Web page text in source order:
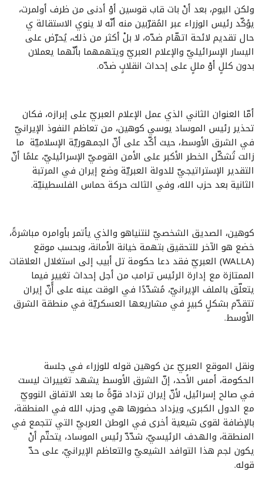
ولكن اليوم، بعد أنْ بات قاب قوسين أوْ أدنى من ظرف أولمرت،
يؤكّد رئيس الوزراء عبر المُقرّبين منه أنّه لا ينوي الاستقالة ي
حال تقديم لائحة اتهّام ضدّه، لا بلْ أكثر من ذلك، يُحرّض على
اليسار الإسرائيليّ والإعلام العبريّ ويتهمهما بأنّهما يعملان
بدون كللٍ أوْ مللٍ على إحداث انقلابٍ ضدّه.
أمّا العنوان الثاني الذي عمل الإعلام العبريّ على إبرازه، فكان
تحذير رئيس الموساد يوسي كوهين، من تعاظم النفوذ الإيرانيّ
في الشرق الأوسط، حيث أكّد على أنّ الجمهوريّة الإسلاميّة ما
زالت تُشكّل الخطر الأكبر على الأمن القوميّ الإسرائيليّ، علمًا أنّ
التقدير الإستراتيجيّ للدولة العبريّة وضع إيران في المرتبة
الثانية بعد حزب الله، وفي الثالث حركة حماس الفلسطينيّة.
كوهين، الصديق الشخصيّ لنتنياهو والذي يأتمر بأوامره مباشرةً،
خضع هو الآخر للتحقيق بتهمة خيانة الأمانة، وبحسب موقع
(WALLA) العبريّ فقد دعا حكومة تل أبيب إلى استغلال العلاقات
الممتازة مع إدارة الرئيس ترامب من أجل إحداث تغييرٍ فيما
يتعلّق بالملف الإيرانيّ، مُشدّدًا في الوقت عينه على أنّ إيران
تتقدّم بشكلٍ كبيرٍ في مشاريعها العسكريّة في منطقة الشرق
الأوسط.
ونقل الموقع العبريّ عن كوهين قوله للوزراء في جلسة
الحكومة، أمس الأحد، إنّ الشرق الأوسط يشهد تغييرات ليست
في صالح إسرائيل، لأنّ إيران تزداد قوّةً ما بعد الاتفاق النوويّ
مع الدول الكبرى، ويزداد حضورها هي وحزب الله في المنطقة،
بالإضافة لقوى شيعية أخرى في الوطن العربيّ التي تتجمع في
المنطقة، والهدف الرئيسيّ، شدّدّ رئيس الموساد، يتحتّم أنْ
يكون لجم هذا التوافد الشيعيّ والتعاظم الإيرانيّ، على حدّ
قوله.